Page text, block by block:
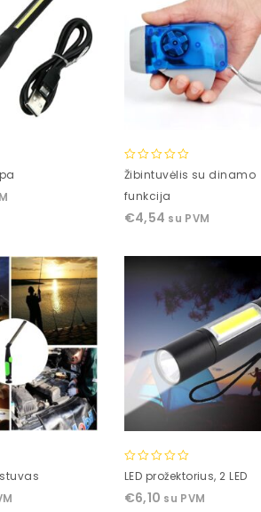
0
of
5
Žibintuvėlis su dinamo
funkcija
€4,54 su PVM
0
of
LED prožektorius, 2 LED
€6,10 su PVM